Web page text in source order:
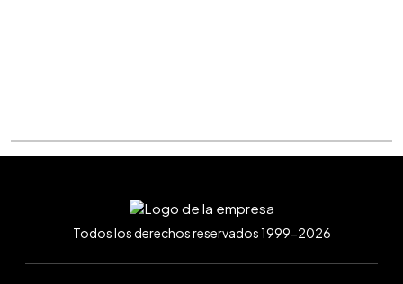
Todos los derechos reservados 1999-2026